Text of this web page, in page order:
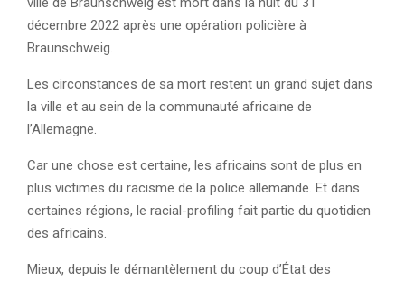
décembre 2022 après une opération policière à
Braunschweig.
Les circonstances de sa mort restent un grand sujet dans
la ville et au sein de la communauté africaine de
l’Allemagne.
Car une chose est certaine, les africains sont de plus en
plus victimes du racisme de la police allemande. Et dans
certaines régions, le racial-profiling fait partie du quotidien
des africains.
Mieux, depuis le démantèlement du coup d’État des